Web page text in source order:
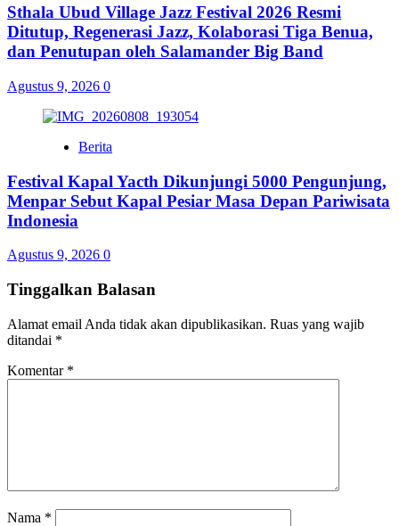
Sthala Ubud Village Jazz Festival 2026 Resmi
Ditutup, Regenerasi Jazz, Kolaborasi Tiga Benua,
dan Penutupan oleh Salamander Big Band
Agustus 9, 2026 0
Berita
Festival Kapal Yacth Dikunjungi 5000 Pengunjung,
Menpar Sebut Kapal Pesiar Masa Depan Pariwisata
Indonesia
Agustus 9, 2026 0
Tinggalkan Balasan
Alamat email Anda tidak akan dipublikasikan. Ruas yang wajib
ditandai *
Komentar *
Nama *